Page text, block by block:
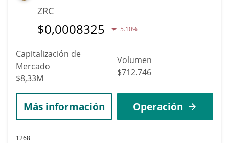
ZRC
$0,0008325 5.10%
Capitalización de
Mercado
$8,33M
Volumen
$712.746
Más información Operación
1268